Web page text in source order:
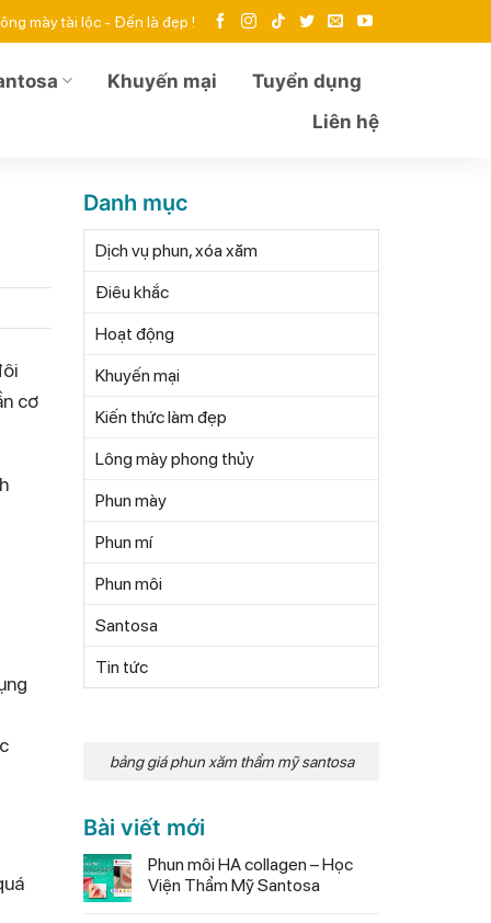
mày tài lộc - Đến là đẹp !
Khuyến mại
Tuyển dụng
Liên hệ
cơ
Danh mục
Dịch vụ phun, xóa xăm
Điêu khắc
Hoạt động
Khuyến mại
Kiến thức làm đẹp
Lông mày phong thủy
Phun mày
Phun mí
Phun môi
Santosa
Tin tức
bảng giá phun xăm thẩm mỹ santosa
Bài viết mới
Phun môi HA collagen – Học
Viện Thẩm Mỹ Santosa